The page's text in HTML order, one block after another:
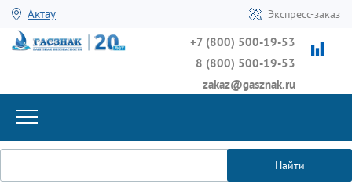
Актау Экспресс-заказ
+7 (800) 500-19-53
8 (800) 500-19-53
zakaz@gasznak.ru
Найти